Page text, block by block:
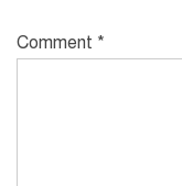
Comment *